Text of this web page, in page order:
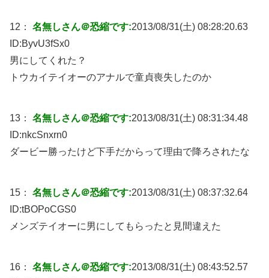
12： 名無しさん＠恐縮です:2013/08/31(土) 08:28:20.63
ID:ByvU3fSx0
男にしてくれた？
トウカイテイオーのアナルで童貞喪失したのか
13： 名無しさん＠恐縮です:2013/08/31(土) 08:31:34.48
ID:nkcSnxrn0
ダービー勝ったけど下手だからって理由で降ろされたな
15： 名無しさん＠恐縮です:2013/08/31(土) 08:37:32.64
ID:tBOPoCGS0
メンズテイオーに男にしてもらったと見間違えた
16： 名無しさん＠恐縮です:2013/08/31(土) 08:43:52.57